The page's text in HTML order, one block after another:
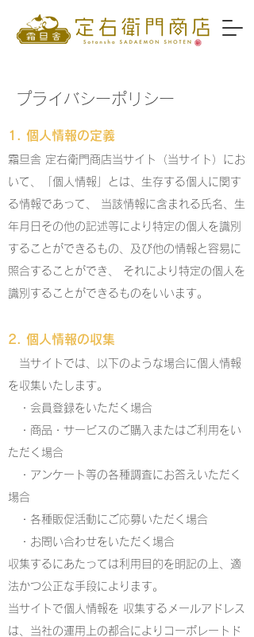
プライバシーポリシー
1. 個人情報の定義
霜旦舎 定右衛門商店当サイト（当サイト）にお
いて、「個人情報」とは、生存する個人に関す
る情報であって、 当該情報に含まれる氏名、生
年月日その他の記述等により特定の個人を識別
することができるもの、及び他の情報と容易に
照合することができ、 それにより特定の個人を
識別することができるものをいいます。
2. 個人情報の収集
当サイトでは、以下のような場合に個人情報
を収集いたします。
・会員登録をいただく場合
・商品・サービスのご購入またはご利用をい
ただく場合
・アンケート等の各種調査にお答えいただく
場合
・各種販促活動にご応募いただく場合
・お問い合わせをいただく場合
収集するにあたっては利用目的を明記の上、適
法かつ公正な手段によります。
当サイトで個人情報を 収集するメールアドレス
は、当社の運用上の都合によりコーポレートド